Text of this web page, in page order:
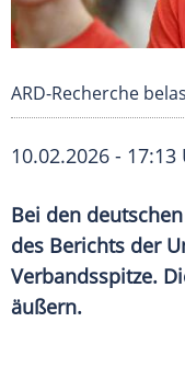
ARD-Recherche
10.02.2026 - 17:13
Bei den
des Berichts der
Verbandsspitze.
äußern.